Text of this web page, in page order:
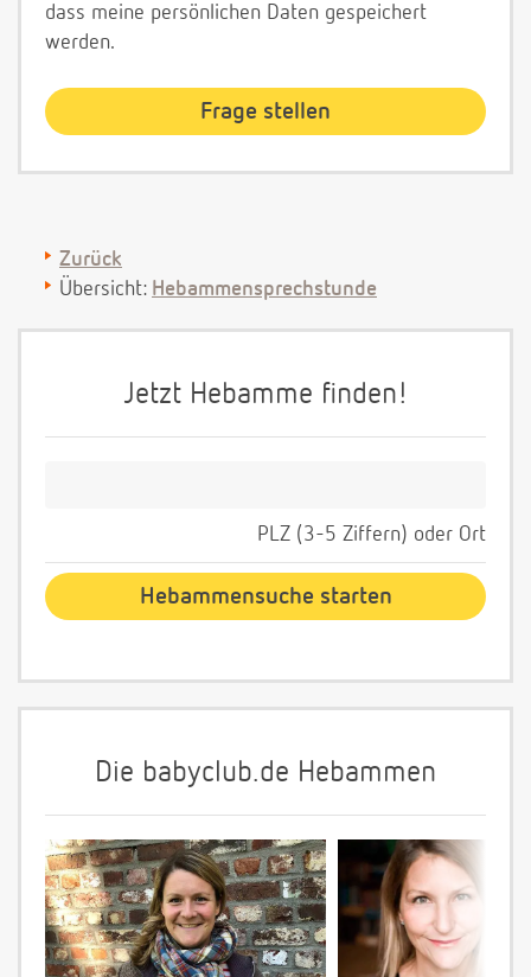
dass meine persönlichen Daten gespeichert
werden.
Zurück
Übersicht: Hebammensprechstunde
Jetzt Hebamme finden!
PLZ (3-5 Ziffern) oder Ort
Die babyclub.de Hebammen